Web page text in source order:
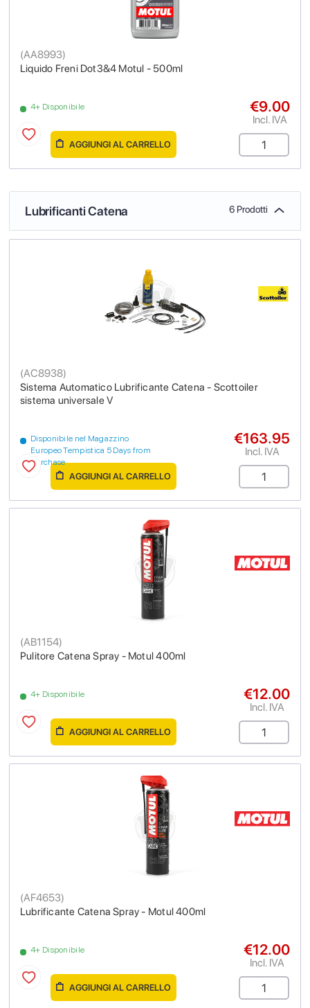
Liquido Freni Dot3&4 Motul - 500ml
(AA8993)
4+ Disponibile €9.00
Incl. IVA
AGGIUNGI AL CARRELLO
Lubrificanti Catena 6 Prodotti
Sistema Automatico Lubrificante Catena - Scottoiler
sistema universale V
(AC8938)
Disponibile nel Magazzino
Europeo Tempistica 5 Days from
purchase
€163.95
Incl. IVA
AGGIUNGI AL CARRELLO
Pulitore Catena Spray - Motul 400ml
(AB1154)
4+ Disponibile €12.00
Incl. IVA
AGGIUNGI AL CARRELLO
Lubrificante Catena Spray - Motul 400ml
(AF4653)
4+ Disponibile €12.00
Incl. IVA
AGGIUNGI AL CARRELLO